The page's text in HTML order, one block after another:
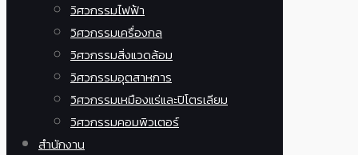
วิศวกรรมไฟฟ้า
วิศวกรรมเครื่องกล
วิศวกรรมสิ่งแวดล้อม
วิศวกรรมอุตสาหการ
วิศวกรรมเหมืองแร่และปิโตรเลียม
วิศวกรรมคอมพิวเตอร์
สำนักงาน